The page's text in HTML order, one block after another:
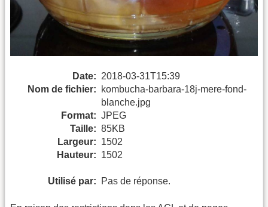
Date: 2018-03-31T15:39
Nom de fichier:
kombucha-barbara-18j-mere-fond-
blanche.jpg
Format: JPEG
Taille: 85KB
Largeur: 1502
Hauteur: 1502
Utilisé par: Pas de réponse.